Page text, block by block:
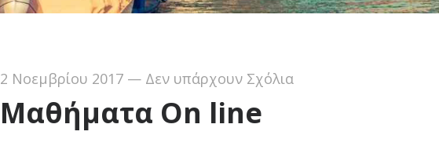
2 Νοεμβρίου 2017 — Δεν υπάρχουν Σχόλια
Μαθήματα On line